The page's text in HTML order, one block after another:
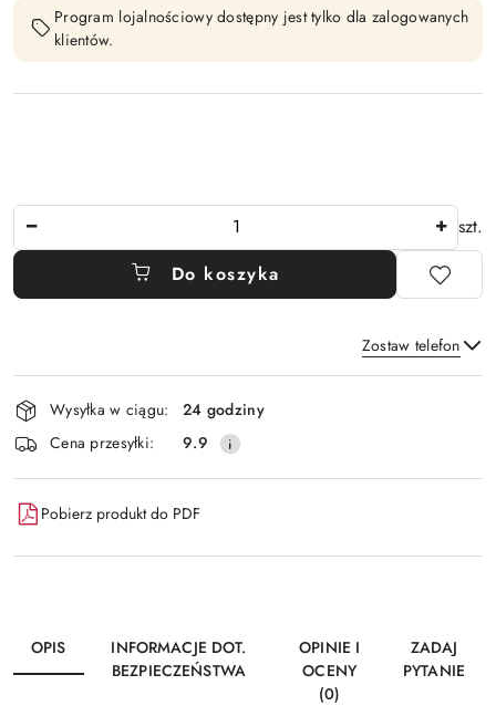
Program lojalnościowy dostępny jest tylko dla zalogowanych
klientów.
szt.
Do koszyka
Zostaw telefon
Wyślij
Dostępność
i
dostawa
Wysyłka w ciągu:
24 godziny
Cena przesyłki:
9.9
Pobierz produkt do PDF
OPIS
INFORMACJE DOT.
BEZPIECZEŃSTWA
OPINIE I
OCENY
(0)
ZADAJ
PYTANIE